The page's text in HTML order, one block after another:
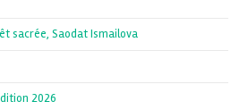
sacrée, Saodat Ismailova
2026